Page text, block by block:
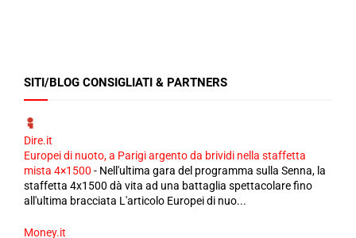
SITI/BLOG CONSIGLIATI & PARTNERS
Dire.it
Europei di nuoto, a Parigi argento da brividi nella staffetta
mista 4×1500 - Nell'ultima gara del programma sulla Senna, la
staffetta 4x1500 dà vita ad una battaglia spettacolare fino
all'ultima bracciata L'articolo Europei di nuo...
Money.it